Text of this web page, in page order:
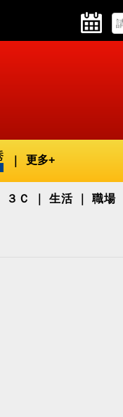
更多+
３Ｃ 生活 職場